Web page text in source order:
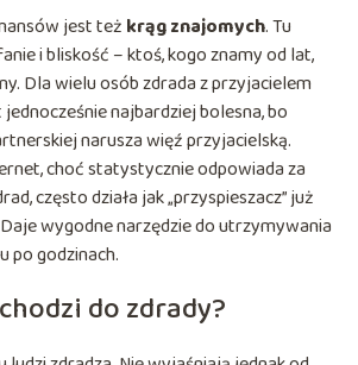
jest też krąg znajomych. Tu
i bliskość – ktoś, kogo znamy od lat,
Dla wielu osób zdrada z przyjacielem
najbardziej bolesna, bo
narusza więź przyjacielską.
choć statystycznie odpowiada za
często działa jak „przyspieszacz” już
wygodne narzędzie do utrzymywania
po godzinach.
do zdrady?